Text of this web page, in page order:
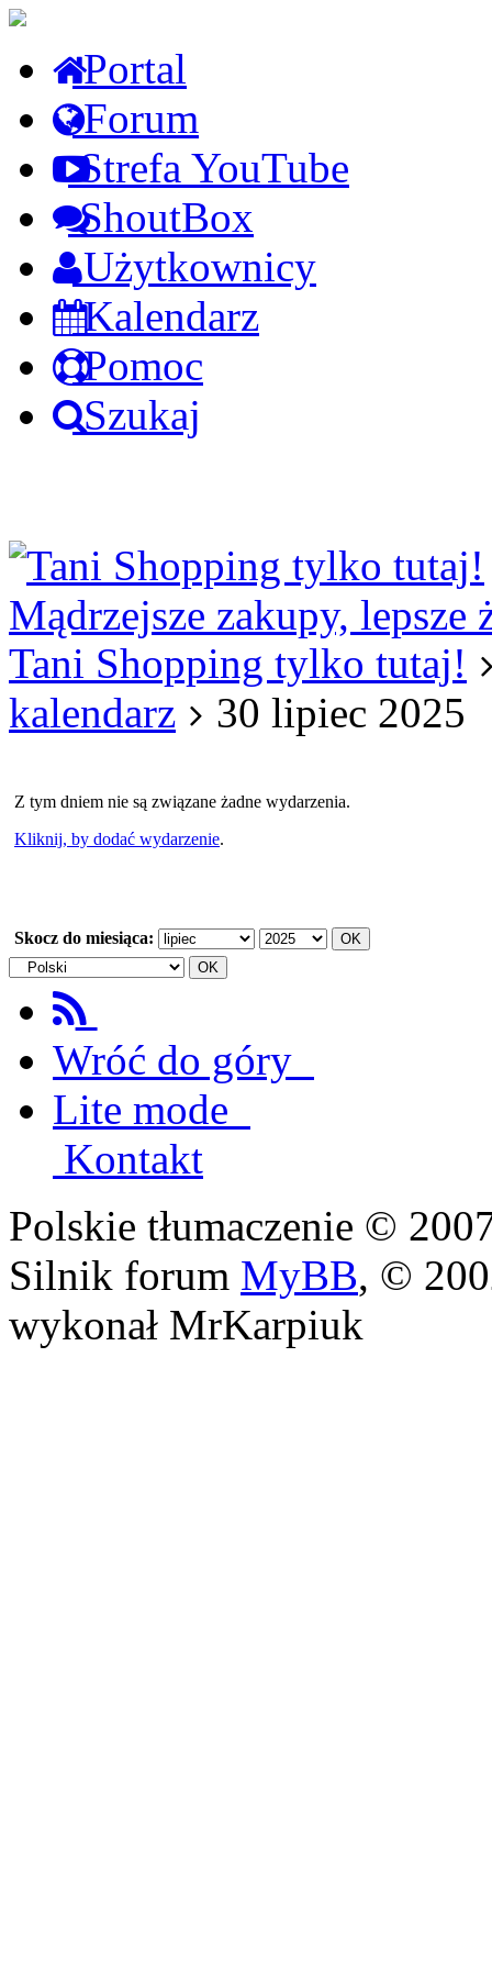
Portal
Forum
Strefa YouTube
ShoutBox
Użytkownicy
Kalendarz
Pomoc
Szukaj
Mądrzejsze zakupy, lepsze
Tani Shopping tylko tutaj!
kalendarz
30 lipiec 2025
Z tym dniem nie są związane żadne wydarzenia.
Kliknij, by dodać wydarzenie.
Skocz do miesiąca:
Wróć do góry
Lite mode
Kontakt
Polskie tłumaczenie ©
Silnik forum MyBB, ©
wykonał MrKarpiuk